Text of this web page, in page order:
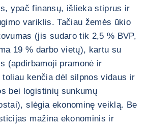
ypač finansų, išlieka stiprus ir
variklis. Tačiau žemės ūkio
(jis sudaro tik 2,5 % BVP,
19 % darbo vietų), kartu su
(apdirbamoji pramonė ir
kenčia dėl silpnos vidaus ir
bei logistinių sunkumų
slėgia ekonominę veiklą. Be
mažina ekonominis ir